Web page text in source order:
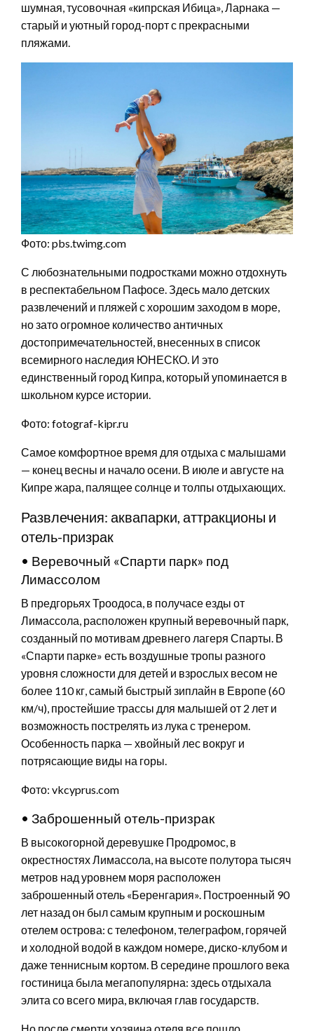
шумная, тусовочная «кипрская Ибица», Ларнака —
старый и уютный город-порт с прекрасными
пляжами.
Фото: pbs.twimg.com
С любознательными подростками можно отдохнуть
в респектабельном Пафосе. Здесь мало детских
развлечений и пляжей с хорошим заходом в море,
но зато огромное количество античных
достопримечательностей, внесенных в список
всемирного наследия ЮНЕСКО. И это
единственный город Кипра, который упоминается в
школьном курсе истории.
Фото: fotograf-kipr.ru
Самое комфортное время для отдыха с малышами
— конец весны и начало осени. В июле и августе на
Кипре жара, палящее солнце и толпы отдыхающих.
Развлечения: аквапарки, аттракционы и
отель-призрак
• Веревочный «Спарти парк» под
Лимассолом
В предгорьях Троодоса, в получасе езды от
Лимассола, расположен крупный веревочный парк,
созданный по мотивам древнего лагеря Спарты. В
«Спарти парке» есть воздушные тропы разного
уровня сложности для детей и взрослых весом не
более 110 кг, самый быстрый зиплайн в Европе (60
км/ч), простейшие трассы для малышей от 2 лет и
возможность пострелять из лука с тренером.
Особенность парка — хвойный лес вокруг и
потрясающие виды на горы.
Фото: vkcyprus.com
• Заброшенный отель-призрак
В высокогорной деревушке Продромос, в
окрестностях Лимассола, на высоте полутора тысяч
метров над уровнем моря расположен
заброшенный отель «Беренгария». Построенный 90
лет назад он был самым крупным и роскошным
отелем острова: с телефоном, телеграфом, горячей
и холодной водой в каждом номере, диско-клубом и
даже теннисным кортом. В середине прошлого века
гостиница была мегапопулярна: здесь отдыхала
элита со всего мира, включая глав государств.
Но после смерти хозяина отеля все пошло